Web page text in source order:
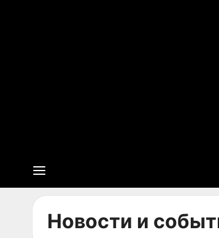
Новости и